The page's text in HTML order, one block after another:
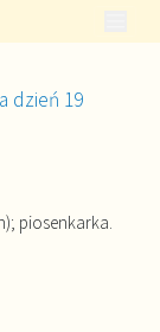
dzień 19
piosenkarka.